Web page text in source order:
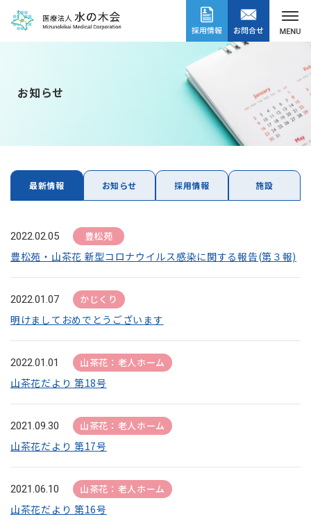
お知らせ
最新情報 お知らせ 採用情報 施設
2022.02.05 豊松苑
豊松苑・山茶花 新型コロナウイルス感染に関する報告(第３報)
2022.01.07 かじくり
明けましておめでとうございます
2022.01.01 山茶花：老人ホーム
山茶花だより 第18号
2021.09.30 山茶花：老人ホーム
山茶花だより 第17号
2021.06.10 山茶花：老人ホーム
山茶花だより 第16号